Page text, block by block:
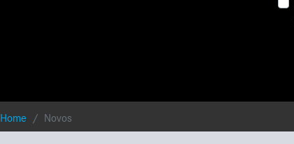
Home Novos